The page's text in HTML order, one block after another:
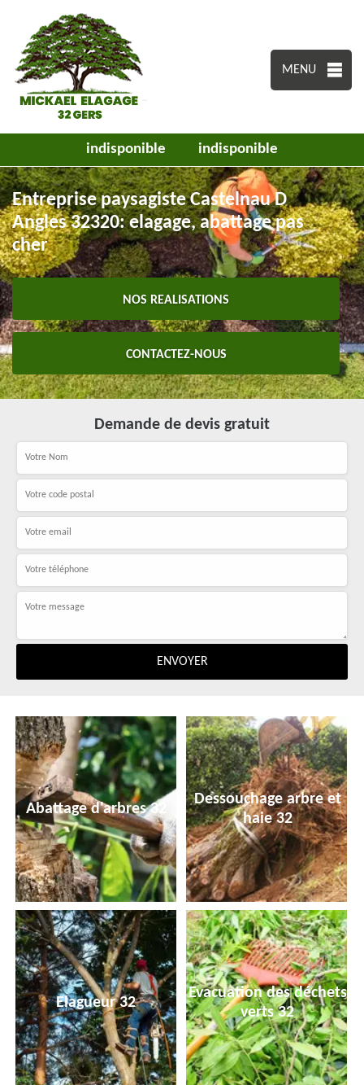
MENU
indisponible indisponible
Entreprise paysagiste Castelnau D
Angles 32320: elagage, abattage pas
cher
NOS REALISATIONS
CONTACTEZ-NOUS
Demande de devis gratuit
Abattage d'arbres 32
Dessouchage arbre et
haie 32
Elagueur 32
Evacuation des déchets
verts 32